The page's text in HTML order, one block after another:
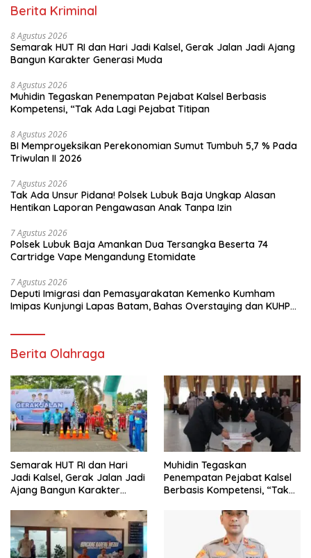
Berita Kriminal
8 Agustus 2026
Semarak HUT RI dan Hari Jadi Kalsel, Gerak Jalan Jadi Ajang
Bangun Karakter Generasi Muda
8 Agustus 2026
Muhidin Tegaskan Penempatan Pejabat Kalsel Berbasis
Kompetensi, “Tak Ada Lagi Pejabat Titipan
8 Agustus 2026
BI Memproyeksikan Perekonomian Sumut Tumbuh 5,7 % Pada
Triwulan II 2026
7 Agustus 2026
Tak Ada Unsur Pidana! Polsek Lubuk Baja Ungkap Alasan
Hentikan Laporan Pengawasan Anak Tanpa Izin
7 Agustus 2026
Polsek Lubuk Baja Amankan Dua Tersangka Beserta 74
Cartridge Vape Mengandung Etomidate
7 Agustus 2026
Deputi Imigrasi dan Pemasyarakatan Kemenko Kumham
Imipas Kunjungi Lapas Batam, Bahas Overstaying dan KUHP
Berita Olahraga
Semarak HUT RI dan Hari
Jadi Kalsel, Gerak Jalan Jadi
Ajang Bangun Karakter
Muhidin Tegaskan
Penempatan Pejabat Kalsel
Berbasis Kompetensi, “Tak